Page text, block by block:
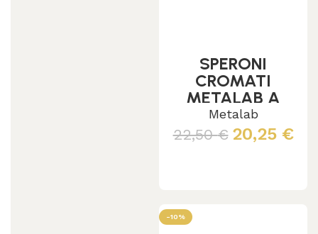
SPERONI
CROMATI
METALAB A
GOCCIA
C/LACCIOLINI
NYLON
Metalab
22,50€ 20,25 €
-10%